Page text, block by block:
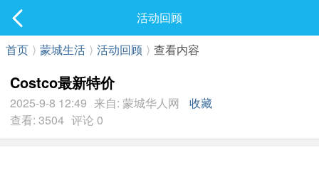
最新发表
活动回顾
首页 ⟩ 蒙城生活 ⟩ 活动回顾 ⟩ 查看内容
Costco最新特价
2025-9-8 12:49 来自: 蒙城华人网
收藏
查看: 3504 评论 0